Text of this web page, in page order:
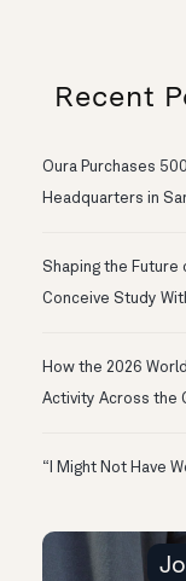
Recent
Oura Purchases
Headquarters in
Shaping the Future
Conceive Study
How the 2026
Activity Across the
“I Might Not Have